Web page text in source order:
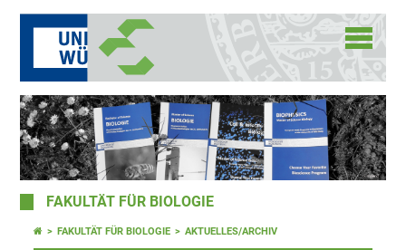
FAKULTÄT FÜR BIOLOGIE
FAKULTÄT FÜR BIOLOGIE AKTUELLES/ARCHIV